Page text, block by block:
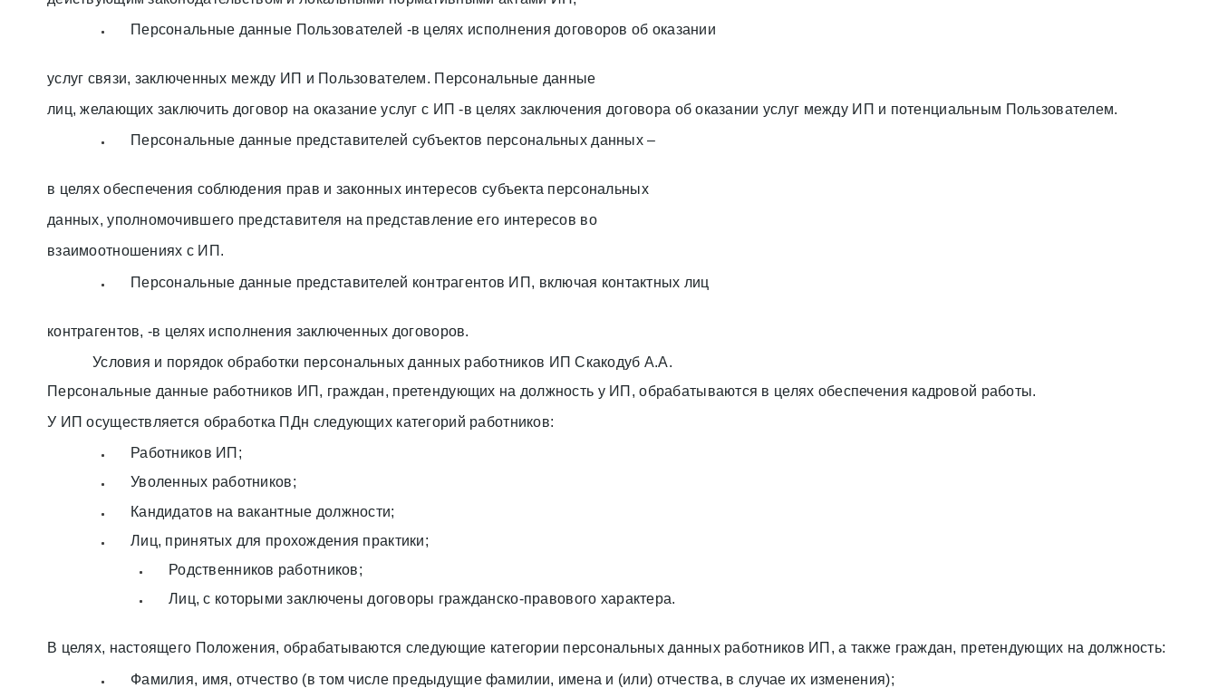
Персональные данные Пользователей -в целях исполнения договоров об оказании
услуг связи, заключенных между ИП и Пользователем. Персональные данные
лиц, желающих заключить договор на оказание услуг с ИП -в целях заключения договора об оказании услуг между ИП и потенциальным Пользователем.
Персональные данные представителей субъектов персональных данных –
в целях обеспечения соблюдения прав и законных интересов субъекта персональных
данных, уполномочившего представителя на представление его интересов во
взаимоотношениях с ИП.
Персональные данные представителей контрагентов ИП, включая контактных лиц
контрагентов, -в целях исполнения заключенных договоров.
Условия и порядок обработки персональных данных работников ИП Скакодуб А.А.
Персональные данные работников ИП, граждан, претендующих на должность у ИП, обрабатываются в целях обеспечения кадровой работы.
У ИП осуществляется обработка ПДн следующих категорий работников:
Работников ИП;
Уволенных работников;
Кандидатов на вакантные должности;
Лиц, принятых для прохождения практики;
Родственников работников;
Лиц, с которыми заключены договоры гражданско-правового характера.
В целях, настоящего Положения, обрабатываются следующие категории персональных данных работников ИП, а также граждан, претендующих на должность:
Фамилия, имя, отчество (в том числе предыдущие фамилии, имена и (или) отчества, в случае их изменения);